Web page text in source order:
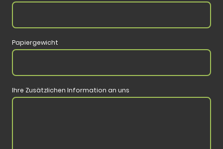
Papiergewicht
Ihre Zusätzlichen Information an uns